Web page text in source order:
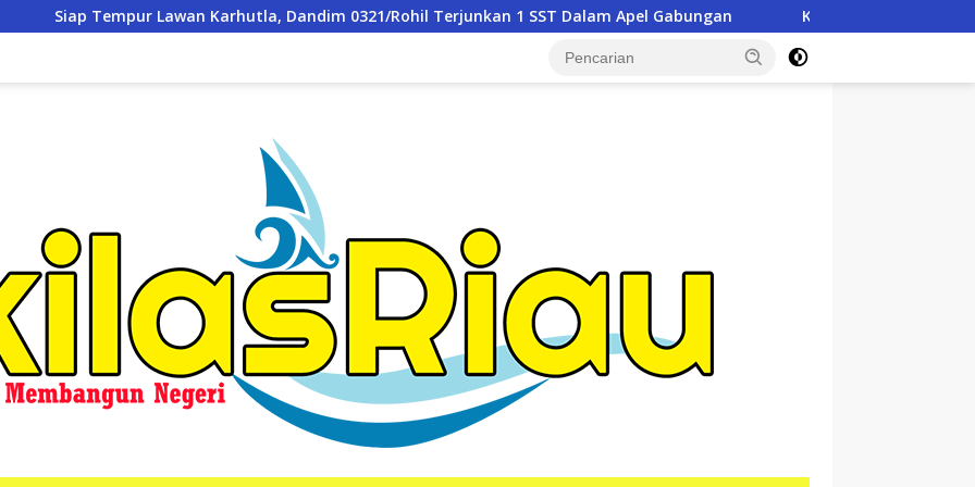
Dandim 0321/Rohil Terjunkan 1 SST Dalam Apel Gabungan Kementerian ATR/BPN, KPK, dan Pemda Jawa